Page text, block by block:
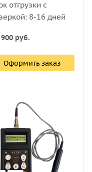
отгрузки с
8-16 дней
руб.
Оформить заказ